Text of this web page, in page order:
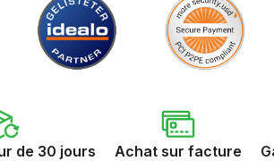
de 30 jours Achat sur facture